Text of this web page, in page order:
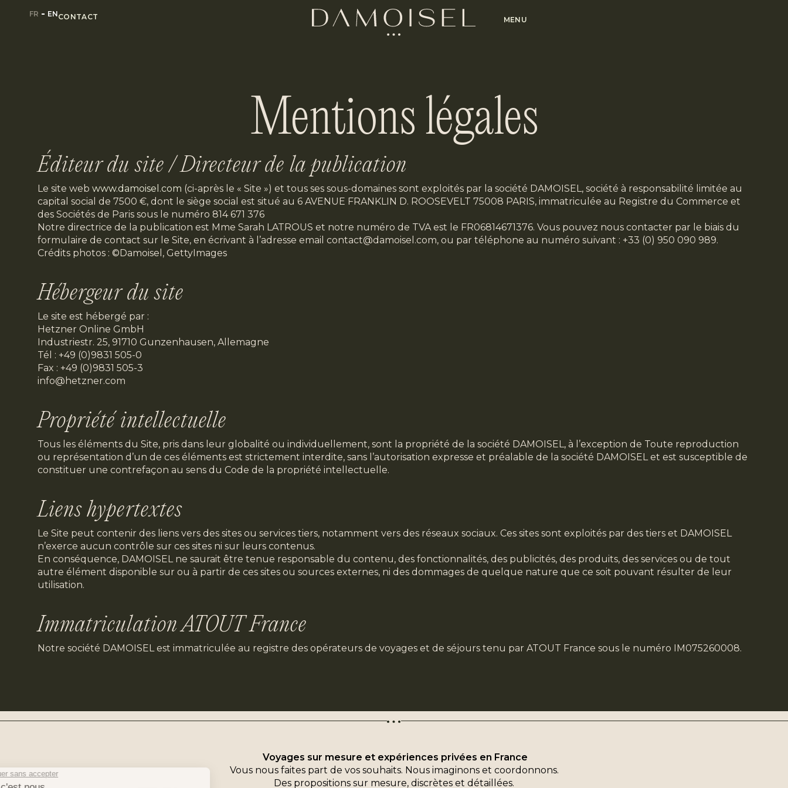
FR ENCONTACT MENU
Mentions légales
Éditeur du site / Directeur de la publication
Le site web www.damoisel.com (ci-après le « Site ») et tous ses sous-domaines sont exploités par la société DAMOISEL, société à responsabilité limitée au
capital social de 7500 €, dont le siège social est situé au 6 AVENUE FRANKLIN D. ROOSEVELT 75008 PARIS, immatriculée au Registre du Commerce et
des Sociétés de Paris sous le numéro 814 671 376
Notre directrice de la publication est Mme Sarah LATROUS et notre numéro de TVA est le FR06814671376. Vous pouvez nous contacter par le biais du
formulaire de contact sur le Site, en écrivant à l’adresse email contact@damoisel.com, ou par téléphone au numéro suivant : +33 (0) 950 090 989.
Crédits photos : ©Damoisel, GettyImages
Hébergeur du site
Le site est hébergé par :
Hetzner Online GmbH
Industriestr. 25, 91710 Gunzenhausen, Allemagne
Tél : +49 (0)9831 505-0
Fax : +49 (0)9831 505-3
info@hetzner.com
Propriété intellectuelle
Tous les éléments du Site, pris dans leur globalité ou individuellement, sont la propriété de la société DAMOISEL, à l’exception de Toute reproduction
ou représentation d’un de ces éléments est strictement interdite, sans l’autorisation expresse et préalable de la société DAMOISEL et est susceptible de
constituer une contrefaçon au sens du Code de la propriété intellectuelle.
Liens hypertextes
Le Site peut contenir des liens vers des sites ou services tiers, notamment vers des réseaux sociaux. Ces sites sont exploités par des tiers et DAMOISEL
n’exerce aucun contrôle sur ces sites ni sur leurs contenus.
En conséquence, DAMOISEL ne saurait être tenue responsable du contenu, des fonctionnalités, des publicités, des produits, des services ou de tout
autre élément disponible sur ou à partir de ces sites ou sources externes, ni des dommages de quelque nature que ce soit pouvant résulter de leur
utilisation.
Immatriculation ATOUT France
Notre société DAMOISEL est immatriculée au registre des opérateurs de voyages et de séjours tenu par ATOUT France sous le numéro IM075260008.
Voyages sur mesure et expériences privées en France
Vous nous faites part de vos souhaits. Nous imaginons et coordonnons.
Des propositions sur mesure, discrètes et détaillées.